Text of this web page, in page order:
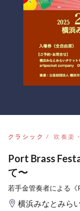
クラシック 吹奏楽
Port Brass
て〜
若手金管奏者による《
横浜みなとみら